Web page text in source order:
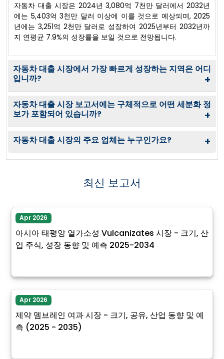
자동차 대출 시장은 2024년 3,080억 7천만 달러에서 2032년
에는 5,403억 3천만 달러 이상에 이를 것으로 예상되며, 2025
년에는 3,251억 2천만 달러로 성장하여 2025년부터 2032년까
지 연평균 7.9%의 성장률을 보일 것으로 전망됩니다.
자동차 대출 시장에서 가장 빠르게 성장하는 지역은 어디
입니까?
+
자동차 대출 시장 보고서에는 구체적으로 어떤 세분화 정
보가 포함되어 있습니까?
+
자동차 대출 시장의 주요 업체는 누구인가요? +
최신 보고서
Apr 2026
아시아 태평양 열가소성 Vulcanizates 시장 - 크기, 산
업 주식, 성장 동향 및 예측 2025-2034
Apr 2026
제약 멤브레인 여과 시장 - 크기, 공유, 산업 동향 및 예
측 (2025 - 2035)